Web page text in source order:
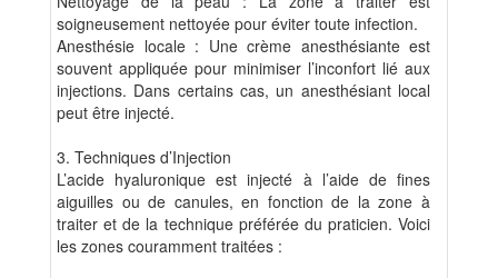
soigneusement nettoyée pour éviter toute infection.
Anesthésie locale : Une crème anesthésiante est
souvent appliquée pour minimiser l’inconfort lié aux
injections. Dans certains cas, un anesthésiant local
peut être injecté.
3. Techniques d’Injection
L’acide hyaluronique est injecté à l’aide de fines
aiguilles ou de canules, en fonction de la zone à
traiter et de la technique préférée du praticien. Voici
les zones couramment traitées :